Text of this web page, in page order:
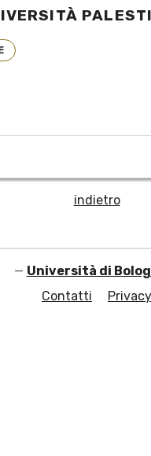
indietro
— Università di
Contatti
Privacy